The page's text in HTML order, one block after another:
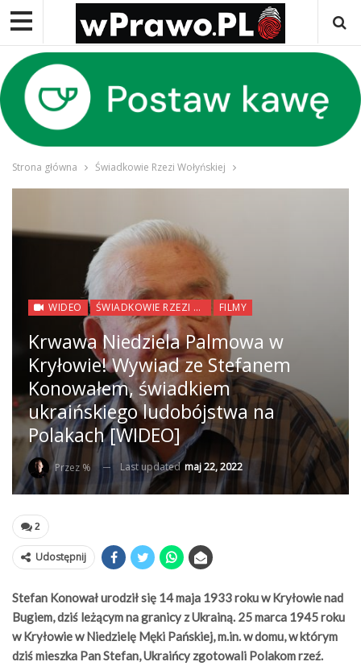
Strona główna Świadkowie Rzezi Wołyńskiej
WIDEO ŚWIADKOWIE RZEZI WOŁYŃSKIEJ FILMY
Krwawa Niedziela Palmowa w
Kryłowie! Wywiad ze Stefanem
Konowałem, świadkiem
ukraińskiego ludobójstwa na
Polakach [WIDEO]
Przez % Last updated maj 22, 2022
2
Udostępnij
Stefan Konował urodził się 14 maja 1933 roku w Kryłowie nad
Bugiem, dziś leżącym na granicy z Ukrainą. 25 marca 1945 roku
w Kryłowie w Niedzielę Męki Pańskiej, m.in. w domu, w którym
dziś mieszka Pan Stefan, Ukraińcy zgotowali Polakom rzeź.